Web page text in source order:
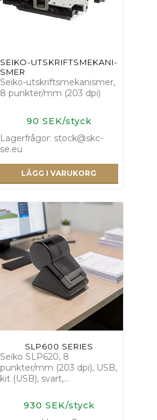
S­E­I­K­O­-­U­T­S­K­R­I­F­T­S­M­E­K­A­N­I­
S­M­E­R
Seiko-utskriftsmekanismer,
8 punkter/mm (203 dpi)
90 SEK/styck
Lagerfrågor: stock@skc-
se.eu
LÄGG I VARUKORG
SLP600 SERIES
Seiko SLP620, 8
punkter/mm (203 dpi), USB,
kit (USB), svart,…
930 SEK/styck